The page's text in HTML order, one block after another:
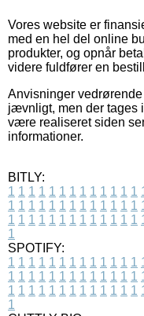
Vores website er
med en hel del online
produkter, og opnår
videre fuldfører en
Anvisninger
jævnligt, men der tages
være realiseret siden
informationer.
BITLY:
1 1 1 1 1 1 1 1 1 1 1 1 1
1 1 1 1 1 1 1 1 1 1 1 1 1
1 1 1 1 1 1 1 1 1 1 1 1 1
1
SPOTIFY:
1 1 1 1 1 1 1 1 1 1 1 1 1
1 1 1 1 1 1 1 1 1 1 1 1 1
1 1 1 1 1 1 1 1 1 1 1 1 1
1